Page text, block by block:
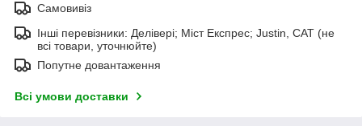
Самовивіз
Інші перевізники: Делівері; Міст Експрес; Justin, САТ (не
всі товари, уточнюйте)
Попутне довантаження
Всі умови доставки